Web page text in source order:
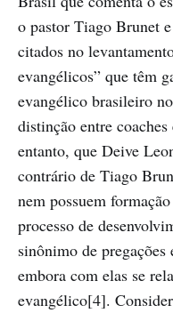
o pastor Tiago Brunet
citados no
evangélicos” que têm
evangélico brasileiro
distinção entre
entanto, que Deive
contrário de Tiago
nem possuem
processo de
sinônimo de
embora com elas se
evangélico[4].